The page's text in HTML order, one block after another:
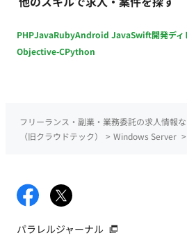
PHPJavaRubyAndroid JavaSwift開発デ
Objective-CPython
フリーランス・副業・業務委託の求人情報
（旧クラウドテック）
> Windows Server >
パラレルジャーナル